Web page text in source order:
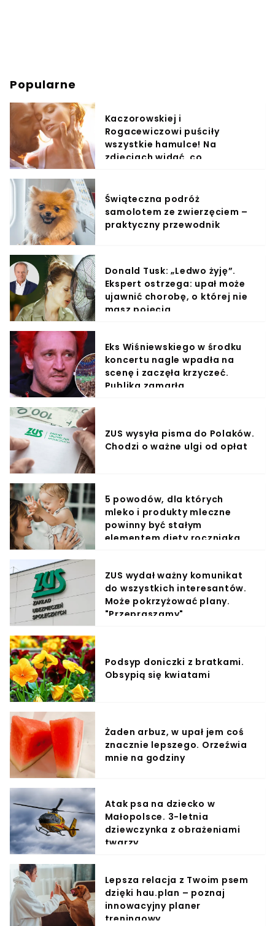
Popularne
Kaczorowskiej i
Rogacewiczowi puściły
wszystkie hamulce! Na
zdjęciach widać, co
Świąteczna podróż
samolotem ze zwierzęciem –
praktyczny przewodnik
Donald Tusk: „Ledwo żyję”.
Ekspert ostrzega: upał może
ujawnić chorobę, o której nie
masz pojęcia
Eks Wiśniewskiego w środku
koncertu nagle wpadła na
scenę i zaczęła krzyczeć.
Publika zamarła
ZUS wysyła pisma do Polaków.
Chodzi o ważne ulgi od opłat
5 powodów, dla których
mleko i produkty mleczne
powinny być stałym
elementem diety roczniaka
ZUS wydał ważny komunikat
do wszystkich interesantów.
Może pokrzyżować plany.
"Przepraszamy"
Podsyp doniczki z bratkami.
Obsypią się kwiatami
Żaden arbuz, w upał jem coś
znacznie lepszego. Orzeźwia
mnie na godziny
Atak psa na dziecko w
Małopolsce. 3-letnia
dziewczynka z obrażeniami
twarzy
Lepsza relacja z Twoim psem
dzięki hau.plan – poznaj
innowacyjny planer
treningowy